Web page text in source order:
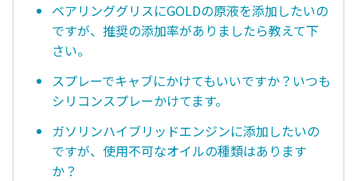
ベアリンググリスにGOLDの原液を添加したいの
ですが、推奨の添加率がありましたら教えて下
さい。
スプレーでキャブにかけてもいいですか？いつも
シリコンスプレーかけてます。
ガソリンハイブリッドエンジンに添加したいの
ですが、使用不可なオイルの種類はあります
か？